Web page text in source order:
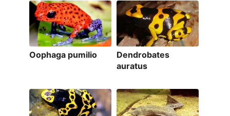
Oophaga pumilio
Dendrobates
auratus